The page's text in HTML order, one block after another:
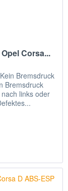
Corsa...
Bremsdruck
Bremsdruck
links oder